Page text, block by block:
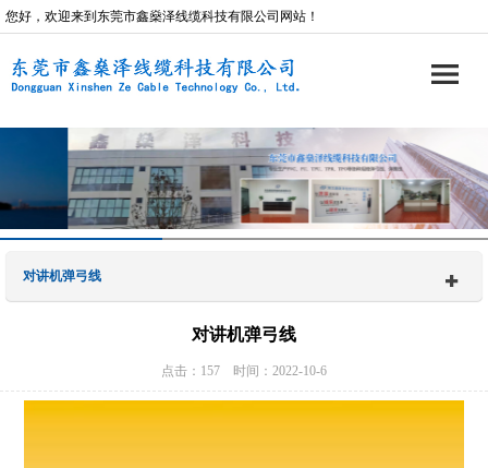
您好，欢迎来到东莞市鑫燊泽线缆科技有限公司网站！
对讲机弹弓线
对讲机弹弓线
点击：157 时间：2022-10-6